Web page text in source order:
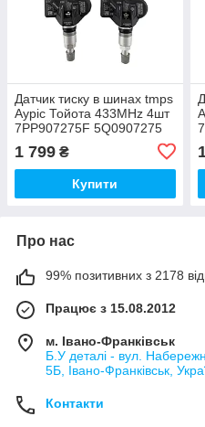
Датчик тиску в шинах tmps
Ауріс Тойота 433MHz 4шт
7PP907275F 5Q0907275
1 799 ₴
Купити
Про нас
99% позитивних з 2178
Працює з 15.08.2012
м. Івано-Франківськ
Б.У деталі - вул.
5Б, Івано-Франківськ,
Контакти